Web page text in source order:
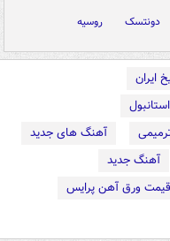
دونتسک روسیه
ایران
آهنگ های جدید
آهنگ جدید
قیمت ورق آهن پرایس